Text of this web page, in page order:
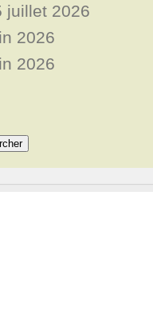
juillet 2026
2026
2026